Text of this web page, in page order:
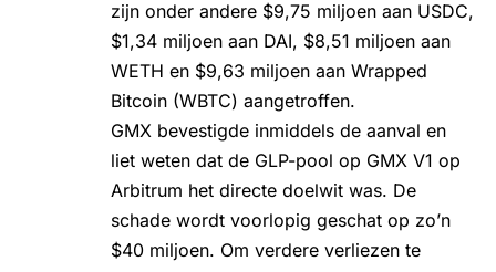
zijn onder andere $9,75 miljoen aan USDC,
$1,34 miljoen aan DAI, $8,51 miljoen aan
WETH en $9,63 miljoen aan Wrapped
Bitcoin (WBTC) aangetroffen.
GMX bevestigde inmiddels de aanval en
liet weten dat de GLP-pool op GMX V1 op
Arbitrum het directe doelwit was. De
schade wordt voorlopig geschat op zo’n
$40 miljoen. Om verdere verliezen te